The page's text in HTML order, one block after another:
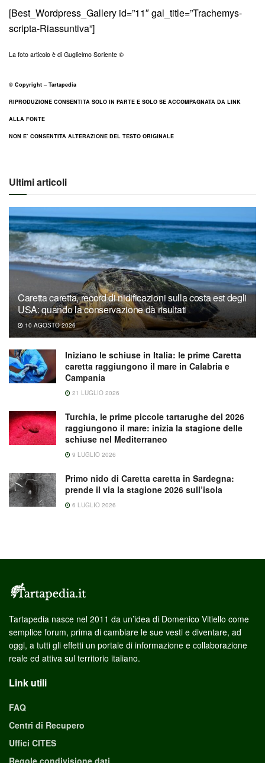
[Best_Wordpress_Gallery id=”11″ gal_title=”Trachemys-
scripta-Riassuntiva”]
La foto articolo è di Guglielmo Soriente ©
© Copyright – Tartapedia
RIPRODUZIONE CONSENTITA SOLO IN PARTE E SOLO SE ACCOMPAGNATA DA LINK
ALLA FONTE
NON E’ CONSENTITA ALTERAZIONE DEL TESTO ORIGINALE
Ultimi articoli
Caretta caretta, record di nidificazioni sulla costa est degli
USA: quando la conservazione dà risultati
10 AGOSTO 2026
Iniziano le schiuse in Italia: le prime Caretta
caretta raggiungono il mare in Calabria e
Campania
21 LUGLIO 2026
Turchia, le prime piccole tartarughe del 2026
raggiungono il mare: inizia la stagione delle
schiuse nel Mediterraneo
9 LUGLIO 2026
Primo nido di Caretta caretta in Sardegna:
prende il via la stagione 2026 sull’isola
6 LUGLIO 2026
Tartapedia nasce nel 2011 da un’idea di Domenico Vitiello come
semplice forum, prima di cambiare le sue vesti e diventare, ad
oggi, a tutti gli effetti un portale di informazione e collaborazione
reale ed attiva sul territorio italiano.
Link utili
FAQ
Centri di Recupero
Uffici CITES
Regole condivisione dati